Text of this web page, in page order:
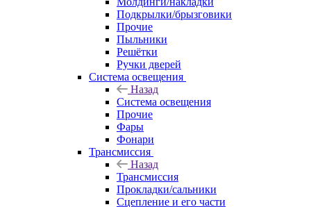
Подкрылки/брызговики
Прочие
Пыльники
Решётки
Ручки дверей
Система освещения
Назад
Система освещения
Прочие
Фары
Фонари
Трансмиссия
Назад
Трансмиссия
Прокладки/сальники
Сцепление и его части